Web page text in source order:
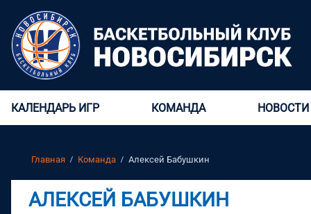
КАЛЕНДАРЬ ИГР КОМАНДА НОВОСТИ
Главная Команда Алексей Бабушкин
АЛЕКСЕЙ БАБУШКИН